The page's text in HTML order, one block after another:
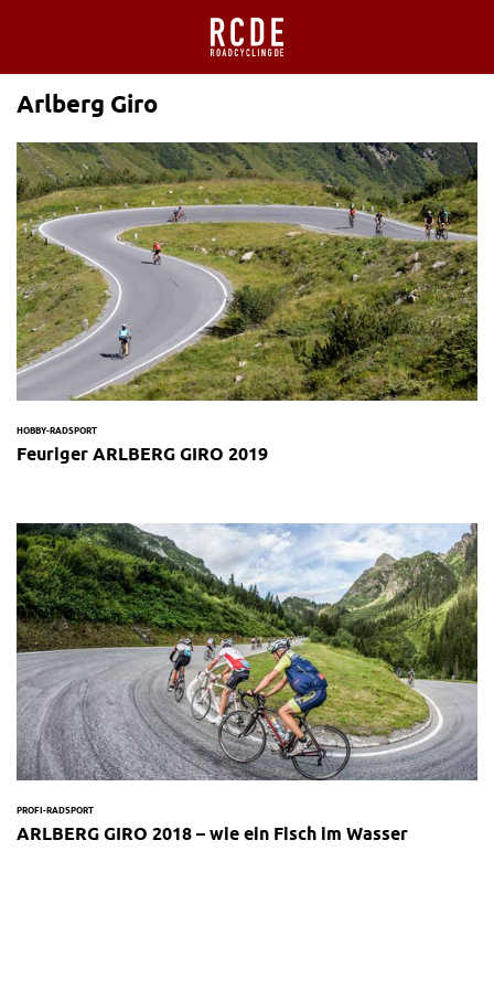
Arlberg Giro
HOBBY-RADSPORT
Feuriger ARLBERG GIRO 2019
PROFI-RADSPORT
ARLBERG GIRO 2018 – wie ein Fisch im Wasser